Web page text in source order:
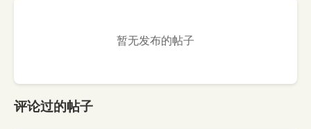
暂无发布的帖子
评论过的帖子